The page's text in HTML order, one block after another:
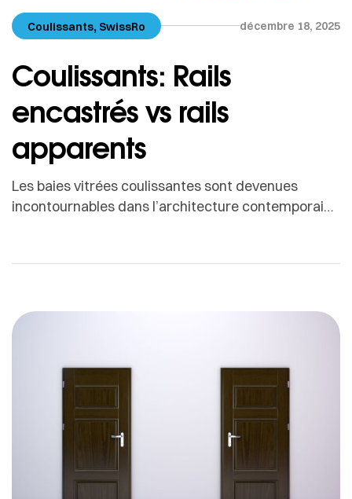
Coulissants, SwissRo décembre 18, 2025
Coulissants: Rails
encastrés vs rails
apparents
Les baies vitrées coulissantes sont devenues
incontournables dans l’architecture contemporaine
Mais au moment de choisir un coulissant, une
fortement influencer le rendu final : rail encastré ou
rail apparent ? À première vue, la […]